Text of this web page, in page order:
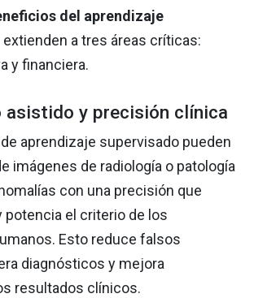
del aprendizaje
extienden a tres áreas críticas:
y financiera.
asistido y precisión clínica
aprendizaje supervisado pueden
imágenes de radiología o patología
con una precisión que
potencia el criterio de los
Esto reduce falsos
diagnósticos y mejora
resultados clínicos.